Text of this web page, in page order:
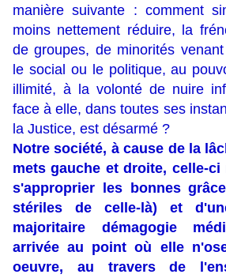
manière suivante : comment
moins nettement réduire, la
de groupes, de minorités
le social ou le politique, au
illimité, à la volonté de nuire
face à elle, dans toutes ses
la Justice, est désarmé ?
Notre société, à cause de la
mets gauche et droite, celle-ci
s'approprier les bonnes
stériles de celle-là) et
majoritaire démagogie
arrivée au point où elle
oeuvre, au travers de